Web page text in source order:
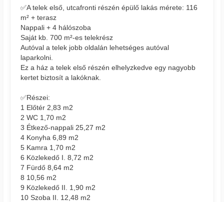
✅A telek első, utcafronti részén épülő lakás mérete: 116
m² + terasz
Nappali + 4 hálószoba
Saját kb. 700 m²-es telekrész
Autóval a telek jobb oldalán lehetséges autóval
laparkolni.
Ez a ház a telek első részén elhelyzkedve egy nagyobb
kertet biztosít a lakóknak.
✅Részei:
1 Előtér 2,83 m2
2 WC 1,70 m2
3 Étkező-nappali 25,27 m2
4 Konyha 6,89 m2
5 Kamra 1,70 m2
6 Közlekedő I. 8,72 m2
7 Fürdő 8,64 m2
8 10,56 m2
9 Közlekedő II. 1,90 m2
10 Szoba II. 12,48 m2